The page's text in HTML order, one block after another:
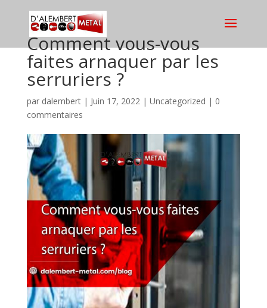
Comment vous-vous
faites arnaquer par les
serruriers ?
par dalembert| Juin 17, 2022| Uncategorized | 0
commentaires